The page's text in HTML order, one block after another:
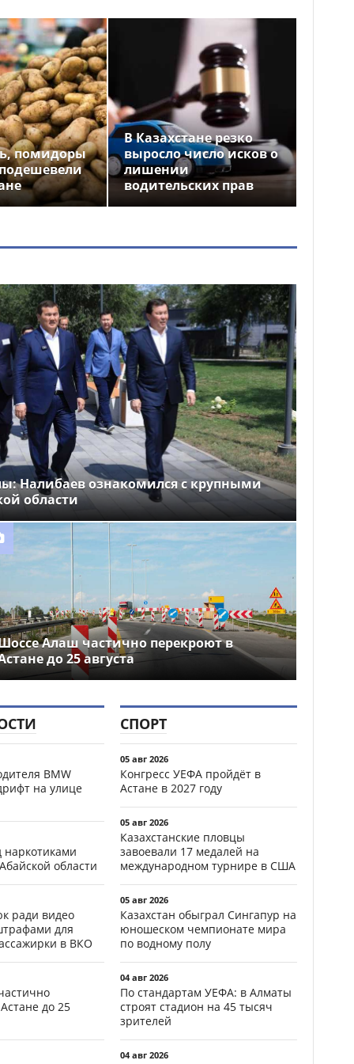
помидоры
В Казахстане резко
выросло число исков о
лишении
водительских прав
Налибаев ознакомился с крупными
области
Алаш частично перекроют в
до 25 августа
BMW
на улице
наркотиками
области
ради видео
для
в ВКО
до 25
СПОРТ
05 авг 2026
Конгресс УЕФА пройдёт в
Астане в 2027 году
05 авг 2026
Казахстанские пловцы
завоевали 17 медалей на
международном турнире в США
05 авг 2026
Казахстан обыграл Сингапур на
юношеском чемпионате мира
по водному полу
04 авг 2026
По стандартам УЕФА: в Алматы
строят стадион на 45 тысяч
зрителей
04 авг 2026